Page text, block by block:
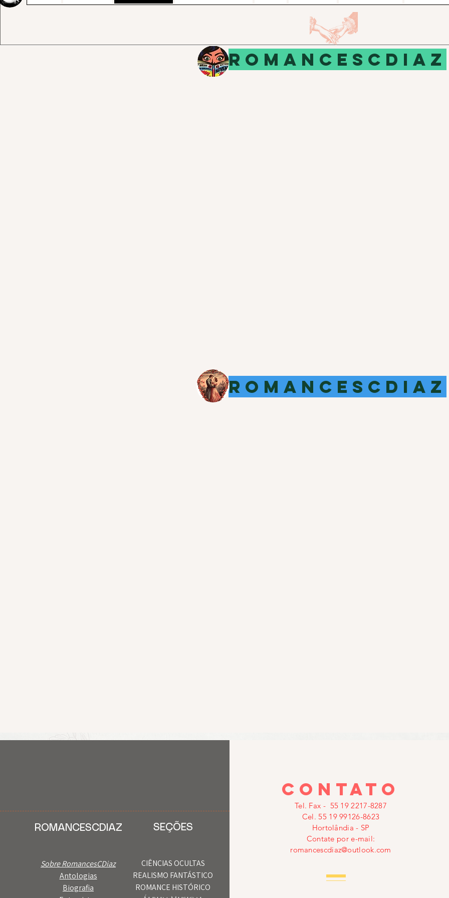
ROMANCESCDIAZ
ROMANCESCDIAZ
ROMANCESCDIAZ
Sobre RomancesCDiaz
Antologias
Biografia
SEÇÕES
CIÊNCIAS OCULTAS
REALISMO FANTÁSTICO
ROMANCE HISTÓRICO
contato
Tel. Fax - 55 19 2217-8287
Cel. 55 19 99126-8623
Hortolândia - SP
Contate por e-mail:
romancescdiaz@outlook.com